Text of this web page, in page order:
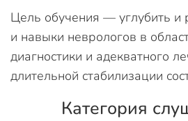
Цель обучения — углубить и
и навыки неврологов в
диагностики и адекватного
длительной стабилизации
Категория